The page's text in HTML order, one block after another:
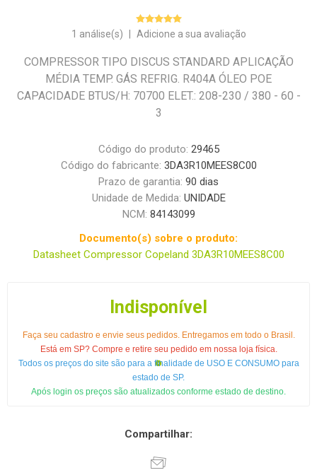
1 análise(s) Adicione a sua avaliação
COMPRESSOR TIPO DISCUS STANDARD APLICAÇÃO
MÉDIA TEMP. GÁS REFRIG. R404A ÓLEO POE
CAPACIDADE BTUS/H: 70700 ELET.: 208-230 / 380 - 60 -
3
Código do produto: 29465
Código do fabricante: 3DA3R10MEES8C00
Prazo de garantia: 90 dias
Unidade de Medida: UNIDADE
NCM: 84143099
Documento(s) sobre o produto:
Datasheet Compressor Copeland 3DA3R10MEES8C00
Indisponível
Faça seu cadastro e envie seus pedidos. Entregamos em todo o Brasil.
Está em SP? Compre e retire seu pedido em nossa loja física.
Todos os preços do site são para a finalidade de USO E CONSUMO para
estado de SP.
Após login os preços são atualizados conforme estado de destino.
Compartilhar: